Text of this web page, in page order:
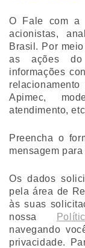
O Fale com a
acionistas,
Brasil. Por
as ações do
informações
Apimec,
atendimento,
Preencha o
mensagem
Os dados
pela área de
às suas
nossa
navegando
privacidade.